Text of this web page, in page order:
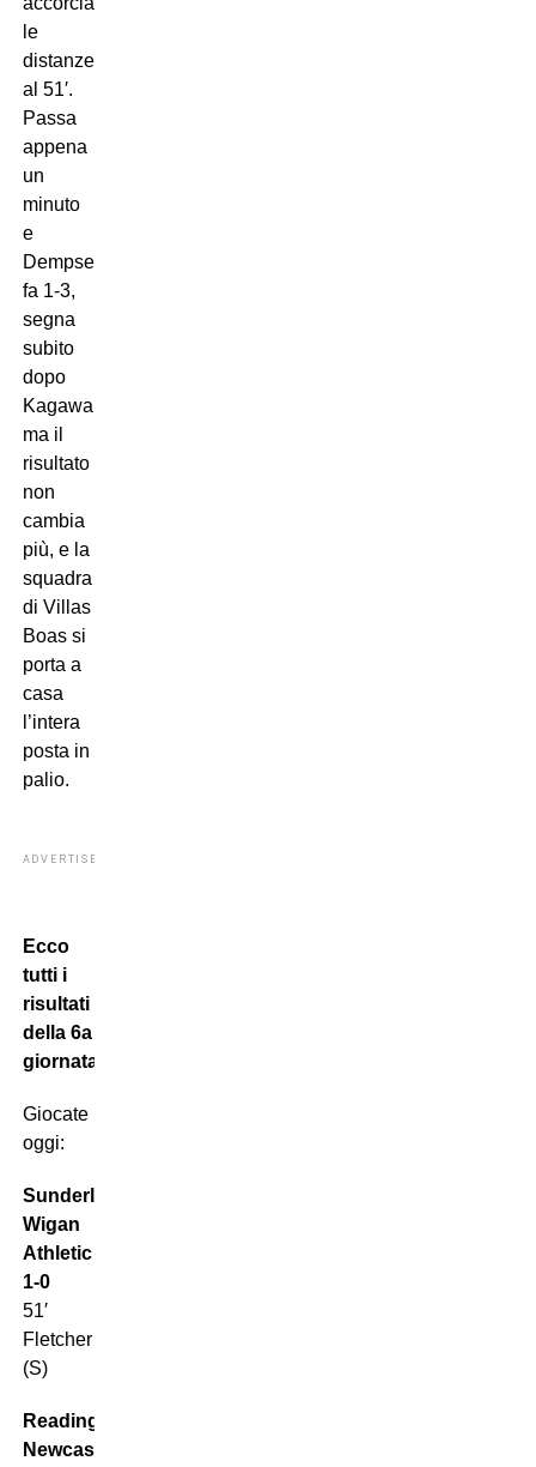
le
distanze
al 51′.
Passa
appena
un
minuto
e
Dempsey
fa 1-3,
segna
subito
dopo
Kagawa
ma il
risultato
non
cambia
più, e la
squadra
di Villas
Boas si
porta a
casa
l’intera
posta in
palio.
ADVERTISEMENT
Ecco
tutti i
risultati
della 6a
giornata:
Giocate
oggi:
Sunderland-
Wigan
Athletic
1-0
51′
Fletcher
(S)
Reading-
Newcastle